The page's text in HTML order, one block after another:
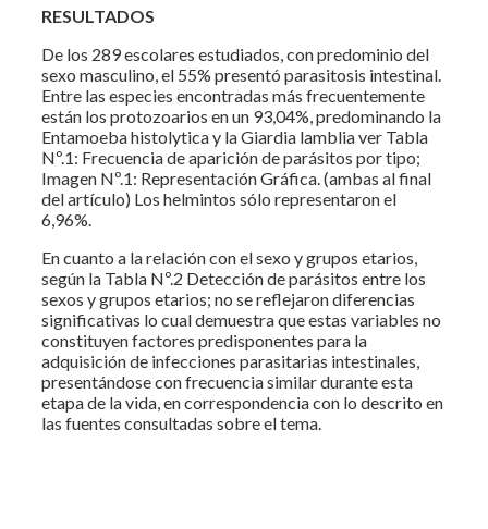
RESULTADOS
De los 289 escolares estudiados, con predominio del
sexo masculino, el 55% presentó parasitosis intestinal.
Entre las especies encontradas más frecuentemente
están los protozoarios en un 93,04%, predominando la
Entamoeba histolytica y la Giardia lamblia ver Tabla
Nº.1: Frecuencia de aparición de parásitos por tipo;
Imagen Nº.1: Representación Gráfica. (ambas al final
del artículo) Los helmintos sólo representaron el
6,96%.
En cuanto a la relación con el sexo y grupos etarios,
según la Tabla Nº.2 Detección de parásitos entre los
sexos y grupos etarios; no se reflejaron diferencias
significativas lo cual demuestra que estas variables no
constituyen factores predisponentes para la
adquisición de infecciones parasitarias intestinales,
presentándose con frecuencia similar durante esta
etapa de la vida, en correspondencia con lo descrito en
las fuentes consultadas sobre el tema.